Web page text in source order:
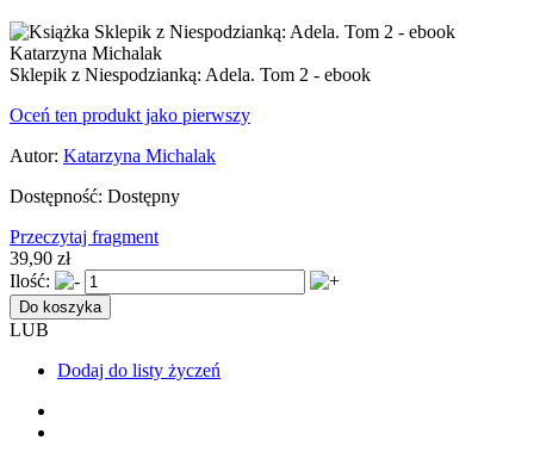
Sklepik z Niespodzianką: Adela. Tom 2 - ebook
Oceń ten produkt jako pierwszy
Autor: Katarzyna Michalak
Dostępność: Dostępny
Przeczytaj fragment
39,90 zł
Ilość:
Do koszyka
LUB
Dodaj do listy życzeń